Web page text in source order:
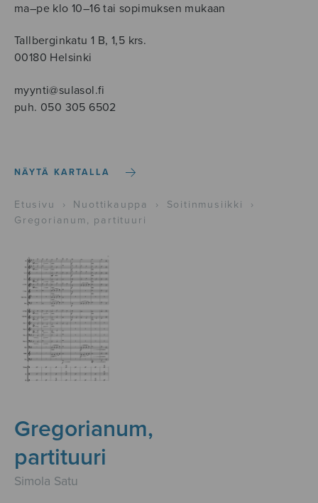
ma–pe klo 10–16 tai sopimuksen mukaan
Tallberginkatu 1 B, 1,5 krs.
00180 Helsinki
myynti@sulasol.fi
puh. 050 305 6502
NÄYTÄ KARTALLA
Etusivu › Nuottikauppa › Soitinmusiikki
›
Gregorianum, partituuri
Gregorianum,
partituuri
Simola Satu